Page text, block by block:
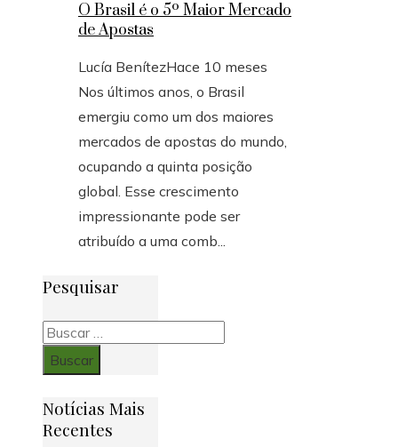
O Brasil é o 5º Maior Mercado
de Apostas
Lucía BenítezHace 10 meses
Nos últimos anos, o Brasil
emergiu como um dos maiores
mercados de apostas do mundo,
ocupando a quinta posição
global. Esse crescimento
impressionante pode ser
atribuído a uma comb...
Pesquisar
Buscar:
Notícias Mais
Recentes